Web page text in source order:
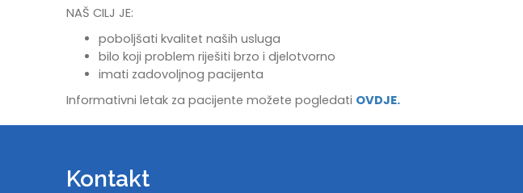
NAŠ CILJ JE:
poboljšati kvalitet naših usluga
bilo koji problem riješiti brzo i djelotvorno
imati zadovoljnog pacijenta
Informativni letak za pacijente možete pogledati OVDJE.
Kontakt